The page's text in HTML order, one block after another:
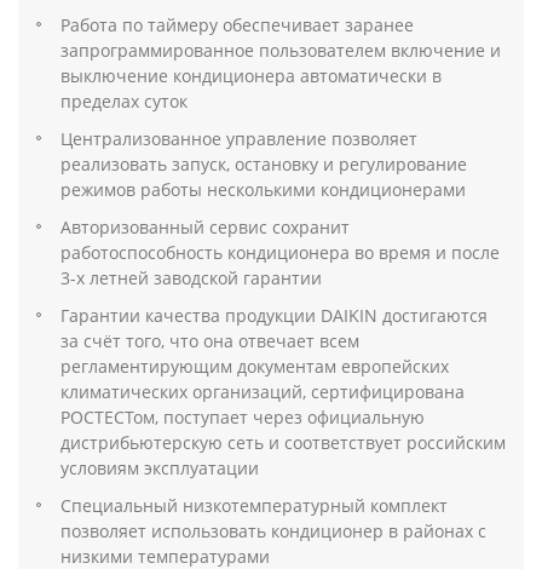
Работа по таймеру обеспечивает заранее
запрограммированное пользователем включение и
выключение кондиционера автоматически в
пределах суток
Централизованное управление позволяет
реализовать запуск, остановку и регулирование
режимов работы несколькими кондиционерами
Авторизованный сервис сохранит
работоспособность кондиционера во время и после
3-х летней заводской гарантии
Гарантии качества продукции DAIKIN достигаются
за счёт того, что она отвечает всем
регламентирующим документам европейских
климатических организаций, сертифицирована
РОСТЕСТом, поступает через официальную
дистрибьютерскую сеть и соответствует российским
условиям эксплуатации
Специальный низкотемпературный комплект
позволяет использовать кондиционер в районах с
низкими температурами